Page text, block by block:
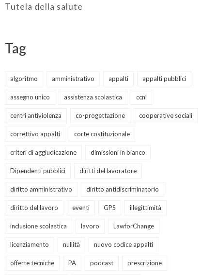
Tutela della salute
Tag
algoritmo amministrativo appalti appalti pubblici
assegno unico assistenza scolastica ccnl
centri antiviolenza co-progettazione cooperative sociali
correttivo appalti corte costituzionale
criteri di aggiudicazione dimissioni in bianco
Dipendenti pubblici diritti del lavoratore
diritto amministrativo diritto antidiscriminatorio
diritto del lavoro eventi GPS illegittimità
inclusione scolastica lavoro LawforChange
licenziamento nullità nuovo codice appalti
offerte tecniche PA podcast prescrizione